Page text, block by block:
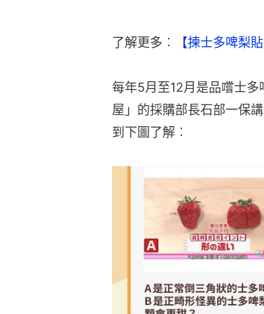
了解更多︰ 【揀士多啤梨
每年5月至12月是品嚐士
屋」的採購部長石部一保
到下圖了解︰